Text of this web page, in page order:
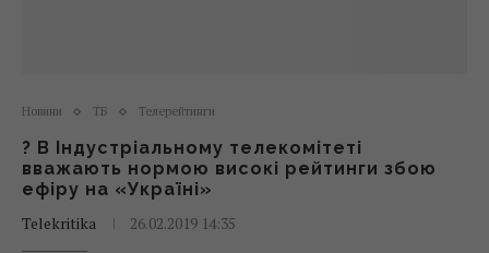
Новини ТБ Телерейтинги
? В Індустріальному телекомітеті
вважають нормою високі рейтинги збою
ефіру на «Україні»
Telekritika
26.02.2019 14:35